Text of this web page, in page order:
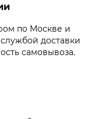
по Москве и
доставки
самовывоза.